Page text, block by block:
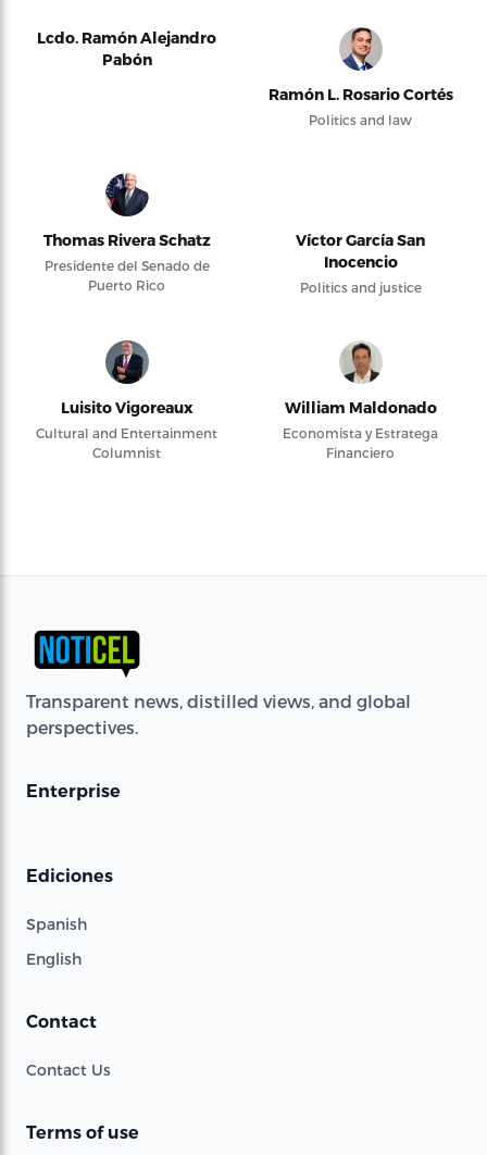
Lcdo. Ramón Alejandro
Pabón
Ramón L. Rosario Cortés
Politics and law
Thomas Rivera Schatz
Presidente del Senado de
Puerto Rico
Víctor García San
Inocencio
Politics and justice
Luisito Vigoreaux
Cultural and Entertainment
Columnist
William Maldonado
Economista y Estratega
Financiero
Transparent news, distilled views, and global
perspectives.
Enterprise
Ediciones
Spanish
English
Contact
Contact Us
Terms of use